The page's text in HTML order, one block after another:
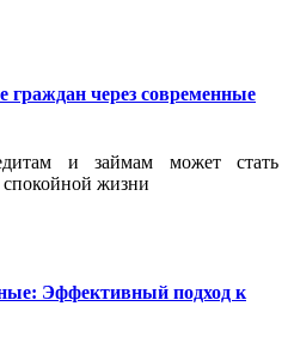
граждан через современные
и займам может стать
спокойной жизни
Эффективный подход к